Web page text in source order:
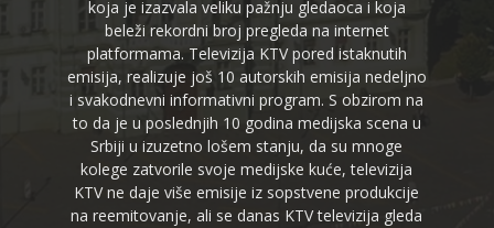
koja je izazvala veliku pažnju gledaoca i koja
beleži rekordni broj pregleda na internet
platformama. Televizija KTV pored istaknutih
emisija, realizuje još 10 autorskih emisija nedeljno
i svakodnevni informativni program. S obzirom na
to da je u poslednjih 10 godina medijska scena u
Srbiji u izuzetno lošem stanju, da su mnoge
kolege zatvorile svoje medijske kuće, televizija
KTV ne daje više emisije iz sopstvene produkcije
na reemitovanje, ali se danas KTV televizija gleda